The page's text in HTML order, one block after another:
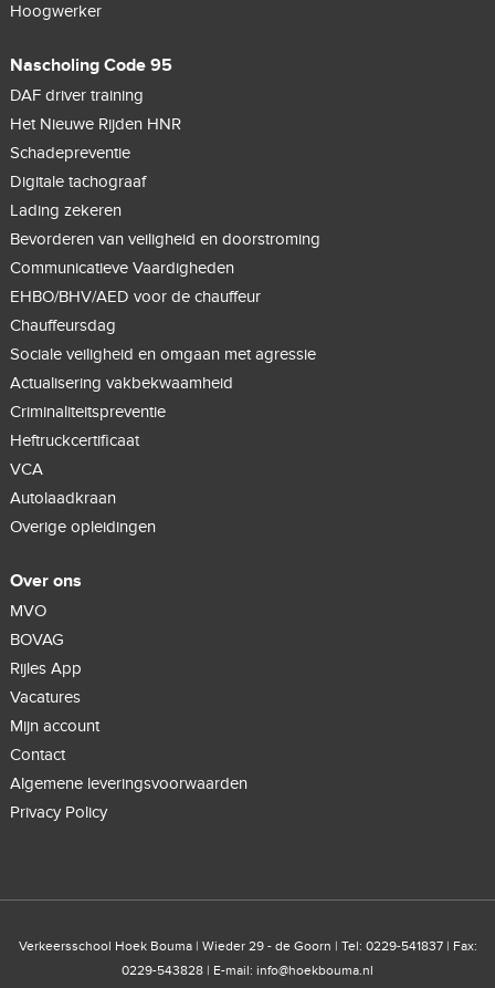
Hoogwerker
Nascholing Code 95
DAF driver training
Het Nieuwe Rijden HNR
Schadepreventie
Digitale tachograaf
Lading zekeren
Bevorderen van veiligheid en doorstroming
Communicatieve Vaardigheden
EHBO/BHV/AED voor de chauffeur
Chauffeursdag
Sociale veiligheid en omgaan met agressie
Actualisering vakbekwaamheid
Criminaliteitspreventie
Heftruckcertificaat
VCA
Autolaadkraan
Overige opleidingen
Over ons
MVO
BOVAG
Rijles App
Vacatures
Mijn account
Contact
Algemene leveringsvoorwaarden
Privacy Policy
Verkeersschool Hoek Bouma | Wieder 29 - de Goorn | Tel: 0229-541837 | Fax:
0229-543828 | E-mail: info@hoekbouma.nl